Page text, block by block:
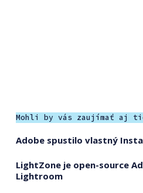
Mohli by vás zaujímať aj
Adobe spustilo vlastný
LightZone je open-source
Lightroom